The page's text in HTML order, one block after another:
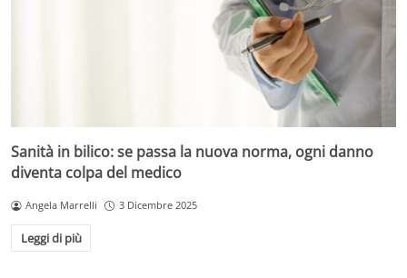
Sanità in bilico: se passa la nuova norma, ogni danno
diventa colpa del medico
Angela Marrelli 3 Dicembre 2025
Leggi di più